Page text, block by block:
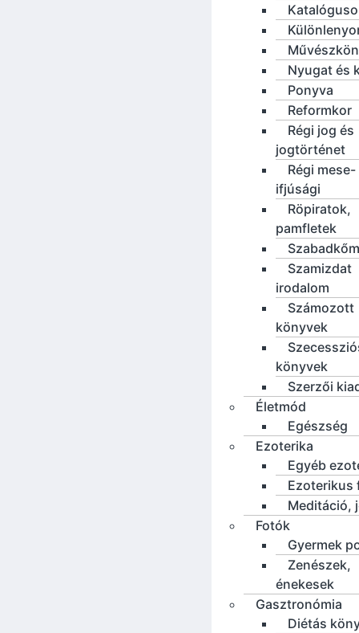
Nyugat és
Ponyva
Reformkor
Régi jog és
jogtörténet
Régi mese-
ifjúsági
Röpiratok,
pamfletek
Szamizdat
irodalom
Számozott
könyvek
könyvek
Szerzői
Életmód
Egészség
Ezoterika
Egyéb
Ezoterikus
Meditáció,
Fotók
Gyermek
Zenészek,
énekesek
Gasztronómia
Diétás